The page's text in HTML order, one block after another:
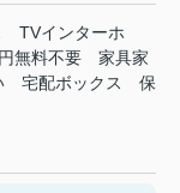
TVインターホ
無料不要
家具家
宅配ボックス
保